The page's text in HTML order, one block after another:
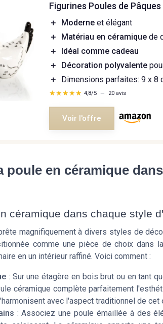
Figurines Poules de
＋ Moderne et élégant
＋
Matériau en céramique de
＋
Idéal comme cadeau
＋
Décoration polyvalente
＋
Dimensions parfaites: 9 x 8
★★★★★
★★★★★ 4,8/5 — 20 avis
Voir l'offre
poule en céramique
céramique dans chaque style
magnifiquement à divers styles de
comme une pièce de choix dans
en un intérieur raffiné. Voici comment :
: Sur une étagère en bois brut ou en tant
céramique complète parfaitement
avec l'aspect traditionnel de cet
: Associez une poule émaillée à des